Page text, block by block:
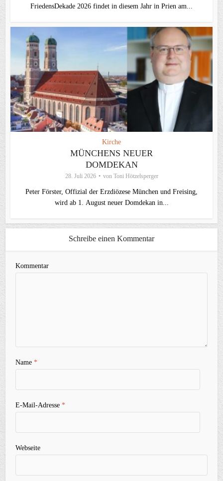
FriedensDekade 2026 findet in diesem Jahr in Prien am...
Kirche
MÜNCHENS NEUER
DOMDEKAN
28. Juli 2026 von Toni Hötzelsperger
Peter Förster, Offizial der Erzdiözese München und Freising,
wird ab 1. August neuer Domdekan in...
Schreibe einen Kommentar
Kommentar
Name*
E-Mail-Adresse*
Webseite